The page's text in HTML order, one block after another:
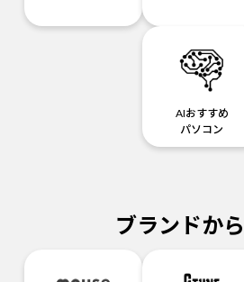
AIおすすめ
パソコン
ブランドか